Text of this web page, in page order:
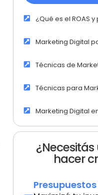
¿Qué es el ROAS
Marketing Digital
Técnicas de
Técnicas para
Marketing Digital
hacer